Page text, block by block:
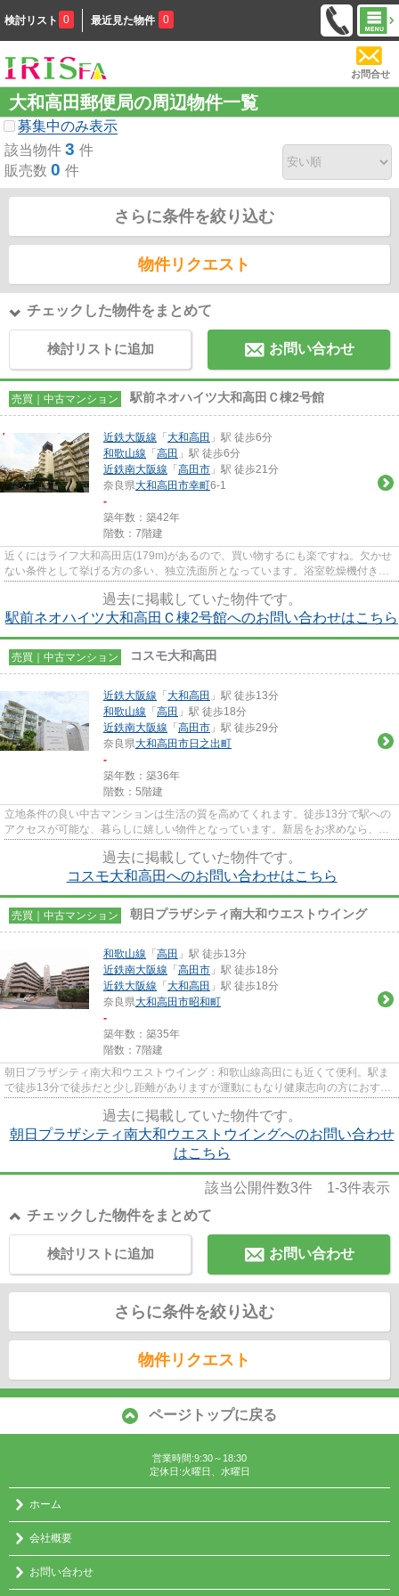
検討リスト 0 最近見た物件 0
お問合せ
大和高田郵便局の周辺物件一覧
募集中のみ表示
該当物件 3 件
販売数 0 件
さらに条件を絞り込む
物件リクエスト
チェックした物件をまとめて
検討リストに追加 お問い合わせ
売買｜中古マンション 駅前ネオハイツ大和高田Ｃ棟2号館
近鉄大阪線 「 大和高田 」駅 徒歩6分
和歌山線 「 高田 」駅 徒歩6分
近鉄南大阪線 「 高田市 」駅 徒歩21分
奈良県大和高田市幸町6-1
-
築年数：築42年
階数：7階建
近くにはライフ大和高田店(179m)があるので、買い物するにも楽ですね。欠かせ
ない条件として挙げる方の多い、独立洗面所となっています。浴室乾燥機付き物
過去に掲載していた物件です。
駅前ネオハイツ大和高田Ｃ棟2号館へのお問い合わせはこちら
売買｜中古マンション コスモ大和高田
近鉄大阪線 「 大和高田 」駅 徒歩13分
和歌山線 「 高田 」駅 徒歩18分
近鉄南大阪線 「 高田市 」駅 徒歩29分
奈良県大和高田市日之出町
-
築年数：築36年
階数：5階建
立地条件の良い中古マンションは生活の質を高めてくれます。徒歩13分で駅への
アクセスが可能な、暮らしに嬉しい物件となっています。新居をお求めなら、大
過去に掲載していた物件です。
コスモ大和高田へのお問い合わせはこちら
売買｜中古マンション 朝日プラザシティ南大和ウエストウイング
和歌山線 「 高田 」駅 徒歩13分
近鉄南大阪線 「 高田市 」駅 徒歩18分
近鉄大阪線 「 大和高田 」駅 徒歩18分
奈良県大和高田市昭和町
-
築年数：築35年
階数：7階建
朝日プラザシティ南大和ウエストウイング：和歌山線高田にも近くて便利。駅ま
で徒歩13分で徒歩だと少し距離がありますが運動にもなり健康志向の方におすす
過去に掲載していた物件です。
朝日プラザシティ南大和ウエストウイングへのお問い合わせ
はこちら
該当公開件数3件 1-3件表示
チェックした物件をまとめて
お問い合わせ
検討リストに追加
さらに条件を絞り込む
物件リクエスト
ページトップに戻る
営業時間:9:30～18:30
定休日:火曜日、水曜日
ホーム
会社概要
お問い合わせ